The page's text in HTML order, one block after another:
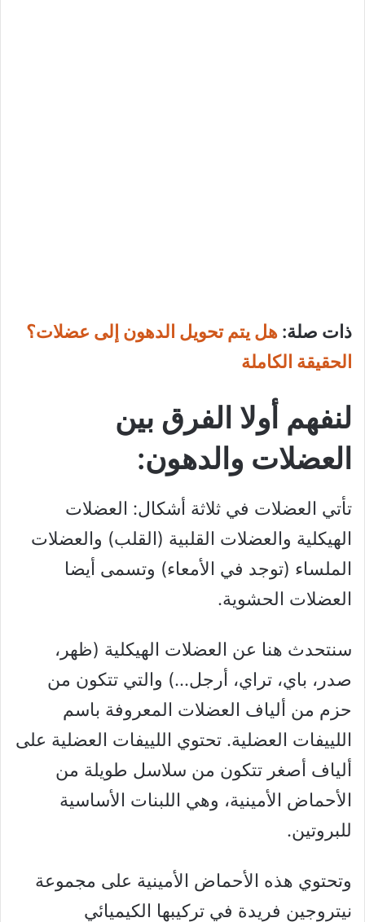
ذات صلة: هل يتم تحويل الدهون إلى عضلات؟
الحقيقة الكاملة
لنفهم أولا الفرق بين
العضلات والدهون:
تأتي العضلات في ثلاثة أشكال: العضلات
الهيكلية والعضلات القلبية (القلب) والعضلات
الملساء (توجد في الأمعاء) وتسمى أيضا
العضلات الحشوية.
سنتحدث هنا عن العضلات الهيكلية (ظهر،
صدر، باي، تراي، أرجل…) والتي تتكون من
حزم من ألياف العضلات المعروفة باسم
اللييفات العضلية. تحتوي اللييفات العضلية على
ألياف أصغر تتكون من سلاسل طويلة من
الأحماض الأمينية، وهي اللبنات الأساسية
للبروتين.
وتحتوي هذه الأحماض الأمينية على مجموعة
نيتروجين فريدة في تركيبها الكيميائي